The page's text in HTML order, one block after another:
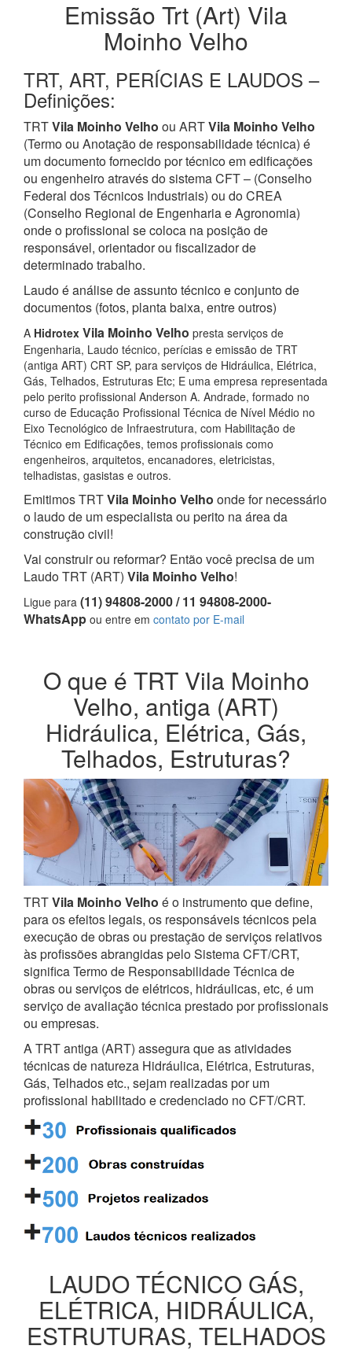
Emissão Trt (Art) Vila
Moinho Velho
TRT, ART, PERÍCIAS E LAUDOS –
Definições:
TRTVila Moinho Velho ou ARTVila Moinho Velho
(Termo ou Anotação de responsabilidade técnica) é
um documento fornecido por técnico em edificações
ou engenheiro através do sistema CFT – (Conselho
Federal dos Técnicos Industriais) ou do CREA
(Conselho Regional de Engenharia e Agronomia)
onde o profissional se coloca na posição de
responsável, orientador ou fiscalizador de
determinado trabalho.
Laudo é análise de assunto técnico e conjunto de
documentos (fotos, planta baixa, entre outros)
A Hidrotex Vila Moinho Velho presta serviços de
Engenharia, Laudo técnico, perícias e emissão de TRT
(antiga ART) CRT SP, para serviços de Hidráulica, Elétrica,
Gás, Telhados, Estruturas Etc; E uma empresa representada
pelo perito profissional Anderson A. Andrade, formado no
curso de Educação Profissional Técnica de Nível Médio no
Eixo Tecnológico de Infraestrutura, com Habilitação de
Técnico em Edificações, temos profissionais como
engenheiros, arquitetos, encanadores, eletricistas,
telhadistas, gasistas e outros.
Emitimos TRTVila Moinho Velho onde for necessário
o laudo de um especialista ou perito na área da
construção civil!
Vai construir ou reformar? Então você precisa de um
Laudo TRT (ART) Vila Moinho Velho!
Ligue para (11) 94808-2000 / 11 94808-2000-
WhatsApp ou entre em contato por E-mail
O que é TRT Vila Moinho
Velho, antiga (ART)
Hidráulica, Elétrica, Gás,
Telhados, Estruturas?
TRTVila Moinho Velho é o instrumento que define,
para os efeitos legais, os responsáveis técnicos pela
execução de obras ou prestação de serviços relativos
às profissões abrangidas pelo Sistema CFT/CRT,
significa Termo de Responsabilidade Técnica de
obras ou serviços de elétricos, hidráulicas, etc, é um
serviço de avaliação técnica prestado por profissionais
ou empresas.
A TRT antiga (ART) assegura que as atividades
técnicas de natureza Hidráulica, Elétrica, Estruturas,
Gás, Telhados etc., sejam realizadas por um
profissional habilitado e credenciado no CFT/CRT.
LAUDO TÉCNICO GÁS,
ELÉTRICA, HIDRÁULICA,
ESTRUTURAS, TELHADOS